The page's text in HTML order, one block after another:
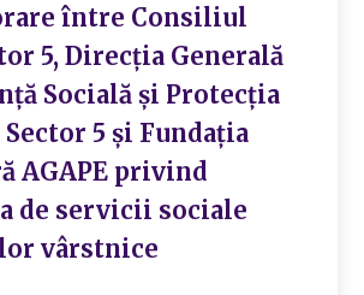
între Consiliul
5, Direcţia Generală
Socială și Protecţia
5 și Fundaţia
AGAPE privind
de servicii sociale
vârstnice